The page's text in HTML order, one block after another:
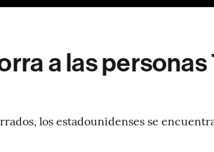
a las
los estadounidenses se